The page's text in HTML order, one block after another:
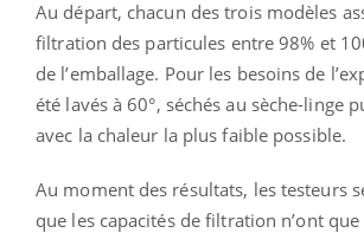
Au départ, chacun des trois modèles
filtration des particules entre 98% et
de l’emballage. Pour les besoins de
été lavés à 60°, séchés au sèche-linge
avec la chaleur la plus faible possible.
Au moment des résultats, les testeurs
que les capacités de filtration n’ont